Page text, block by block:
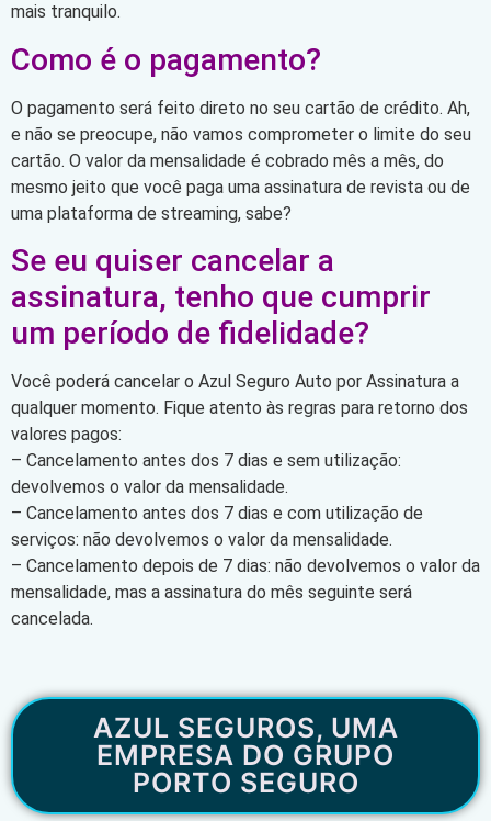
mais tranquilo.
Como é o pagamento?
O pagamento será feito direto no seu cartão de crédito. Ah,
e não se preocupe, não vamos comprometer o limite do seu
cartão. O valor da mensalidade é cobrado mês a mês, do
mesmo jeito que você paga uma assinatura de revista ou de
uma plataforma de streaming, sabe?
Se eu quiser cancelar a
assinatura, tenho que cumprir
um período de fidelidade?
Você poderá cancelar o Azul Seguro Auto por Assinatura a
qualquer momento. Fique atento às regras para retorno dos
valores pagos:
– Cancelamento antes dos 7 dias e sem utilização:
devolvemos o valor da mensalidade.
– Cancelamento antes dos 7 dias e com utilização de
serviços: não devolvemos o valor da mensalidade.
– Cancelamento depois de 7 dias: não devolvemos o valor da
mensalidade, mas a assinatura do mês seguinte será
cancelada.
AZUL SEGUROS, UMA
EMPRESA DO GRUPO
PORTO SEGURO